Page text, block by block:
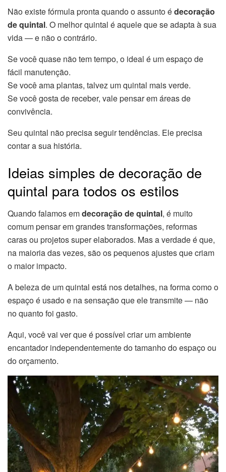
Não existe fórmula pronta quando o assunto édecoração
de quintal. O melhor quintal é aquele que se adapta à sua
vida — e não o contrário.
Se você quase não tem tempo, o ideal é um espaço de
fácil manutenção.
Se você ama plantas, talvez um quintal mais verde.
Se você gosta de receber, vale pensar em áreas de
convivência.
Seu quintal não precisa seguir tendências. Ele precisa
contar a sua história.
Ideias simples de decoração de
quintal para todos os estilos
Quando falamos emdecoração de quintal, é muito
comum pensar em grandes transformações, reformas
caras ou projetos super elaborados. Mas a verdade é que,
na maioria das vezes, são os pequenos ajustes que criam
o maior impacto.
A beleza de um quintal está nos detalhes, na forma como o
espaço é usado e na sensação que ele transmite — não
no quanto foi gasto.
Aqui, você vai ver que é possível criar um ambiente
encantador independentemente do tamanho do espaço ou
do orçamento.